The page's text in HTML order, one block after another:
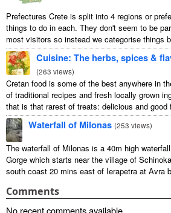
Prefectures Crete is split into 4 regions or
things to do in each. They don't seem to be
most visitors so instead we categorise things
Cuisine: The herbs, spices &
(263 views)
Cretan food is some of the best anywhere in
of traditional recipes and fresh locally grown
that is that rarest of treats: delicious and good
Waterfall of Milonas (253 views)
The waterfall of Milonas is a 40m high
Gorge which starts near the village of
south coast 20 mins east of Ierapetra at Avra
Comments
No recent comments available